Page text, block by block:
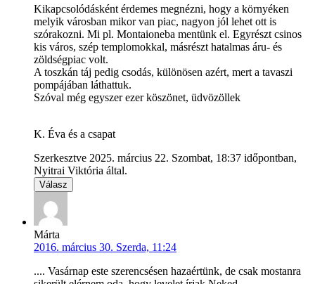
Kikapcsolódásként érdemes megnézni, hogy a környéken
melyik városban mikor van piac, nagyon jól lehet ott is
szórakozni. Mi pl. Montaioneba mentünk el. Egyrészt csinos
kis város, szép templomokkal, másrészt hatalmas áru- és
zöldségpiac volt.
A toszkán táj pedig csodás, különösen azért, mert a tavaszi
pompájában láthattuk.
Szóval még egyszer ezer köszönet, üdvözöllek
K. Éva és a csapat
Szerkesztve 2025. március 22. Szombat, 18:37 időpontban,
Nyitrai Viktória által.
Válasz
Márta
2016. március 30. Szerda, 11:24
.... Vasárnap este szerencsésen hazaértünk, de csak mostanra